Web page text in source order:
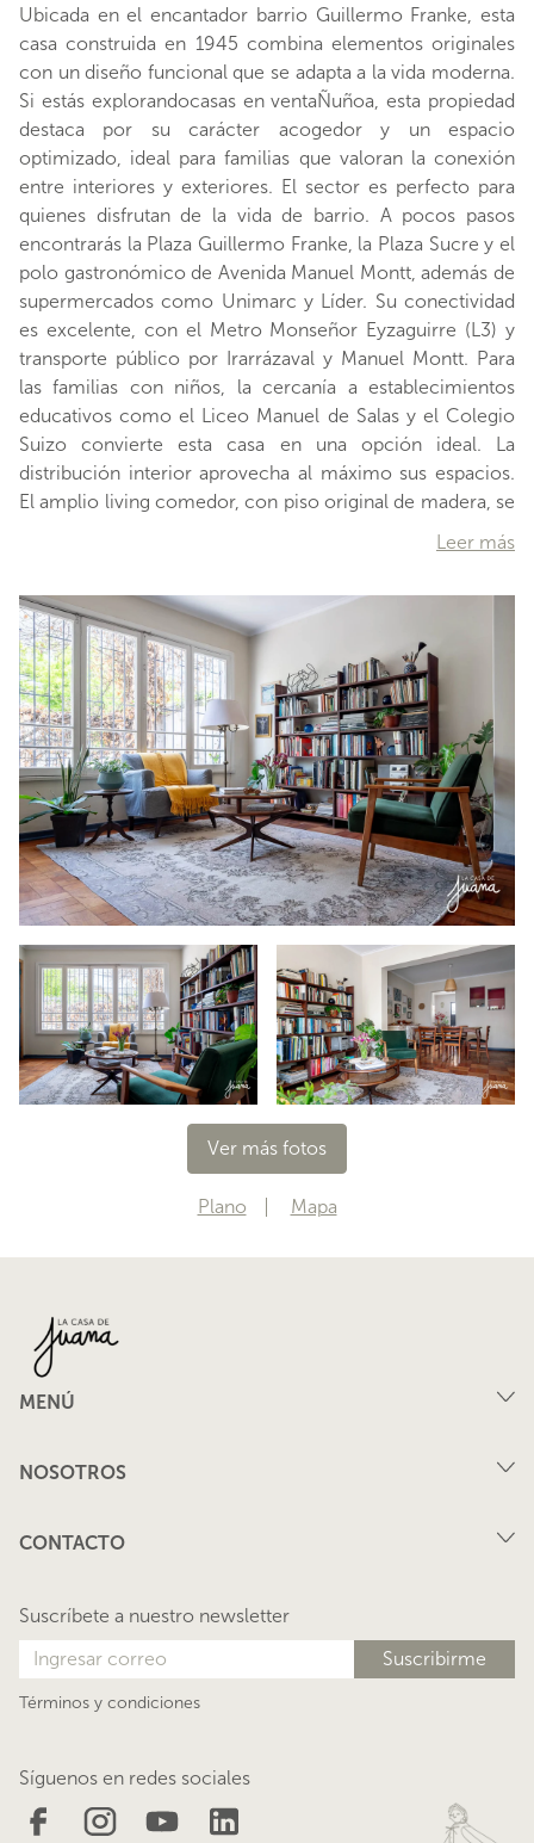
Ubicada en el encantador barrio Guillermo Franke, esta
casa construida en 1945 combina elementos originales
con un diseño funcional que se adapta a la vida moderna.
Si estás explorandocasas en ventaÑuñoa, esta propiedad
destaca por su carácter acogedor y un espacio
optimizado, ideal para familias que valoran la conexión
entre interiores y exteriores. El sector es perfecto para
quienes disfrutan de la vida de barrio. A pocos pasos
encontrarás la Plaza Guillermo Franke, la Plaza Sucre y el
polo gastronómico de Avenida Manuel Montt, además de
supermercados como Unimarc y Líder. Su conectividad
es excelente, con el Metro Monseñor Eyzaguirre (L3) y
transporte público por Irarrázaval y Manuel Montt. Para
las familias con niños, la cercanía a establecimientos
educativos como el Liceo Manuel de Salas y el Colegio
Suizo convierte esta casa en una opción ideal. La
distribución interior aprovecha al máximo sus espacios.
El amplio living comedor, con piso original de madera, se
vincula directamente con el jardín trasero, que incluye un
funcionalidad y confort. Los 3 dormitorios ofrecen
versatilidad, especialmente el del segundo piso, que
puede ser utilizado como oficina o sala de estudio.
Materiales nobles como parquet vitrificado y vent
…
Leer más
Ver más fotos
Plano Mapa
MENÚ
Nosotros
Blog
NOSOTROS
CONTACTO
Suscríbete a nuestro newsletter
Términos y condiciones
Síguenos en redes sociales